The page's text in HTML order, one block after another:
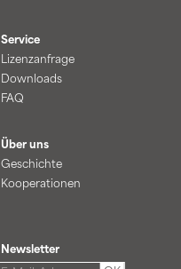
Service
Lizenzanfrage
Downloads
FAQ
Über uns
Geschichte
Kooperationen
Newsletter